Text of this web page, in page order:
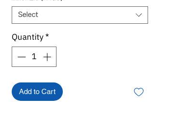
กระป๋องพลาสติกใส+ฝาดึง (เลือกแบบได้)
***เพื่อให้ได้สินค้าที่ถูกต้องรบกวนลูกค้าอ่าน
รายละเอียด ดูรูปฝาดึงแต่ละชนิดที่ต้องการ
และเลือกให้ตรงกับความต้องการนะคะ***
Select
Quantity*
Add to Cart